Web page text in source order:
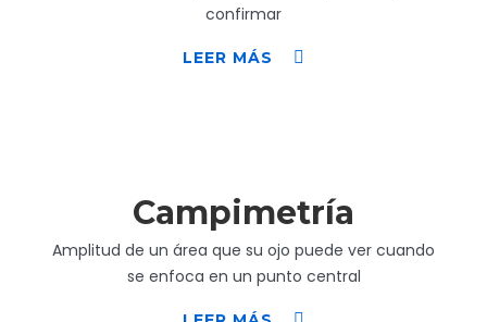
confirmar
LEER MÁS
Campimetría
Amplitud de un área que su ojo puede ver cuando
se enfoca en un punto central